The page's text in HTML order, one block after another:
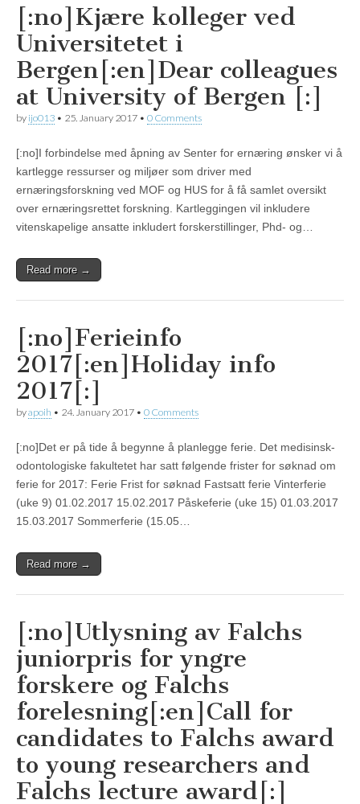
[:no]Kjære kolleger ved
Universitetet i
Bergen[:en]Dear colleagues
at University of Bergen [:]
by ijo013 • 25. January 2017 • 0 Comments
[:no]I forbindelse med åpning av Senter for ernæring ønsker vi å
kartlegge ressurser og miljøer som driver med
ernæringsforskning ved MOF og HUS for å få samlet oversikt
over ernæringsrettet forskning. Kartleggingen vil inkludere
vitenskapelige ansatte inkludert forskerstillinger, Phd- og…
Read more →
[:no]Ferieinfo
2017[:en]Holiday info
2017[:]
byapoih • 24. January 2017 • 0 Comments
[:no]Det er på tide å begynne å planlegge ferie. Det medisinsk-
odontologiske fakultetet har satt følgende frister for søknad om
ferie for 2017: Ferie Frist for søknad Fastsatt ferie Vinterferie
(uke 9) 01.02.2017 15.02.2017 Påskeferie (uke 15) 01.03.2017
15.03.2017 Sommerferie (15.05…
Read more →
[:no]Utlysning av Falchs
juniorpris for yngre
forskere og Falchs
forelesning[:en]Call for
candidates to Falchs award
to young researchers and
Falchs lecture award[:]